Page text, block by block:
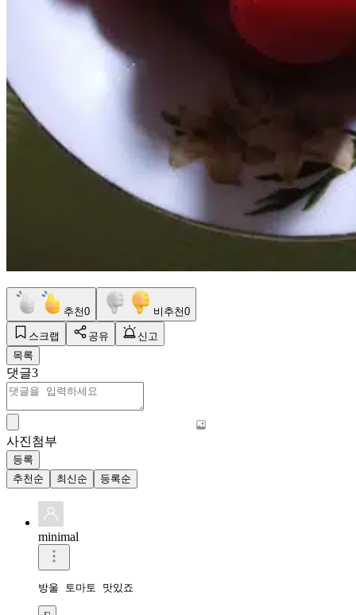
추천0 비추천0
스크랩 공유
신고
목록
댓글3
사진첨부
등록
추천순
최신순 등록순
minimal
방울 토마토 맛있죠